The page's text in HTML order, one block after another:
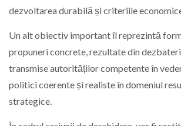
dezvoltarea durabilă și criteriile
Un alt obiectiv important îl reprezintă
propuneri concrete, rezultate din
transmise autorităților competente în
politici coerente și realiste în domeniul
strategice.